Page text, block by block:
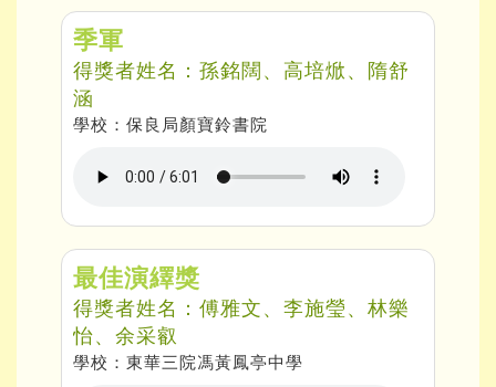
季軍
得獎者姓名：孫銘闊、高培焮、隋舒
涵
學校：保良局顏寶鈴書院
最佳演繹獎
得獎者姓名：傅雅文、李施瑩、林樂
怡、余采叡
學校：東華三院馮黃鳳亭中學